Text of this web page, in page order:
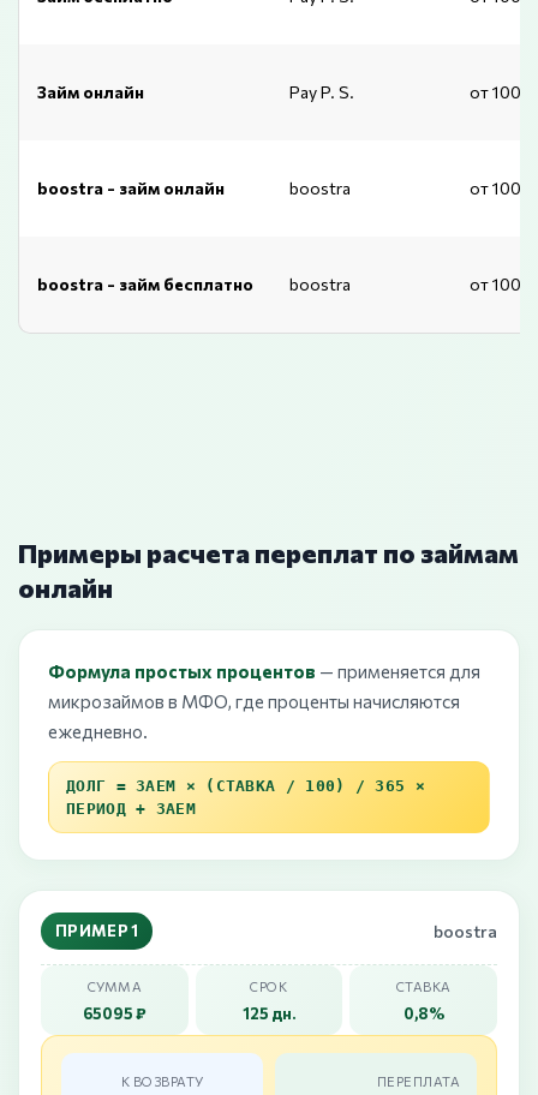
Займ онлайн Pay P. S. от
boostra - займ онлайн boostra от
boostra - займ бесплатно boostra от
Примеры расчета переплат по займам
онлайн
Формула простых процентов — применяется для
микрозаймов в МФО, где проценты начисляются
ежедневно.
ДОЛГ = ЗАЕМ × (СТАВКА / 100) / 365 ×
ПЕРИОД + ЗАЕМ
ПРИМЕР 1 boostra
СУММА
65095 ₽
СРОК
125 дн.
СТАВКА
0,8%
К ВОЗВРАТУ ПЕРЕПЛАТА